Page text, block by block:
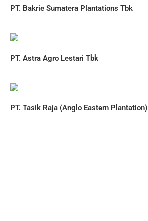
PT. Bakrie Sumatera Plantations Tbk
PT. Astra Agro Lestari Tbk
PT. Tasik Raja (Anglo Eastern Plantation)